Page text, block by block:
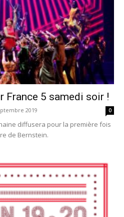
France 5 samedi soir !
2019 0
diffusera pour la première fois
de Bernstein.